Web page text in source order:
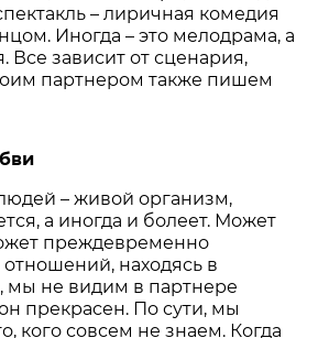
– лиричная комедия
Иногда – это мелодрама, а
Все зависит от сценария,
партнером также пишем
– живой организм,
а иногда и болеет. Может
преждевременно
находясь в
мы не видим в партнере
прекрасен. По сути, мы
кого совсем не знаем. Когда